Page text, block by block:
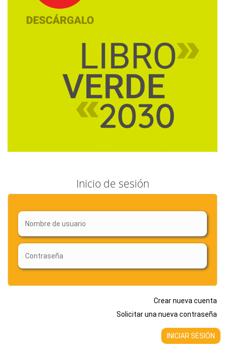
Inicio de sesión
Crear nueva cuenta
Solicitar una nueva contraseña